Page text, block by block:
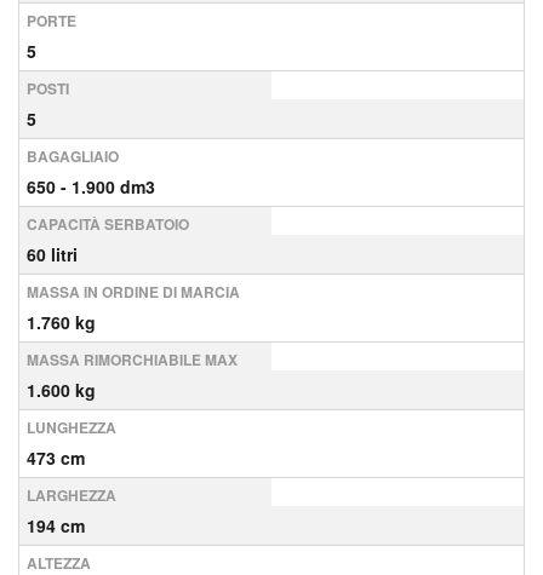
PORTE
5
POSTI
5
BAGAGLIAIO
650 - 1.900 dm3
CAPACITÀ SERBATOIO
60 litri
MASSA IN ORDINE DI MARCIA
1.760 kg
MASSA RIMORCHIABILE MAX
1.600 kg
LUNGHEZZA
473 cm
LARGHEZZA
194 cm
ALTEZZA